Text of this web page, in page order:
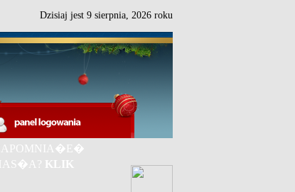
Dzisiaj jest 9 sierpnia, 2026 roku
KLIK